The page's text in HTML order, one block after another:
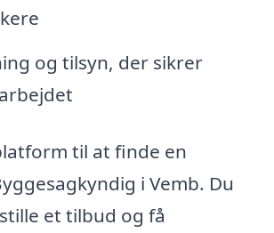
og tilsyn, der sikrer
til at finde en
i Vemb. Du
et tilbud og få